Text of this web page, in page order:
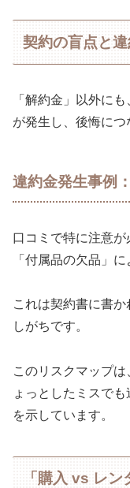
契約の盲点と
「解約金」以外に
が発生し、後悔につ
違約金発生事例
口コミで特に注意が
「付属品の欠品」
これは契約書に書
しがちです。
このリスクマップ
ょっとしたミスで
を示しています。
「購入 vs レ